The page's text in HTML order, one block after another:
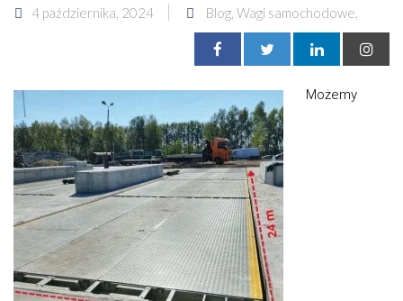
4 października, 2024 Blog, Wagi samochodowe,
Możemy